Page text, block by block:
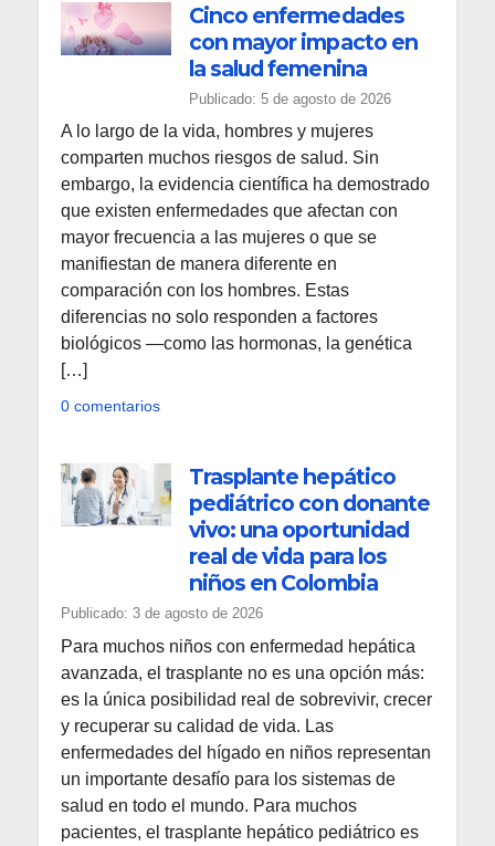
Cinco enfermedades
con mayor impacto en
la salud femenina
Publicado: 5 de agosto de 2026
A lo largo de la vida, hombres y mujeres
comparten muchos riesgos de salud. Sin
embargo, la evidencia científica ha demostrado
que existen enfermedades que afectan con
mayor frecuencia a las mujeres o que se
manifiestan de manera diferente en
comparación con los hombres. Estas
diferencias no solo responden a factores
biológicos —como las hormonas, la genética
[…]
0 comentarios
Trasplante hepático
pediátrico con donante
vivo: una oportunidad
real de vida para los
niños en Colombia
Publicado: 3 de agosto de 2026
Para muchos niños con enfermedad hepática
avanzada, el trasplante no es una opción más:
es la única posibilidad real de sobrevivir, crecer
y recuperar su calidad de vida. Las
enfermedades del hígado en niños representan
un importante desafío para los sistemas de
salud en todo el mundo. Para muchos
pacientes, el trasplante hepático pediátrico es